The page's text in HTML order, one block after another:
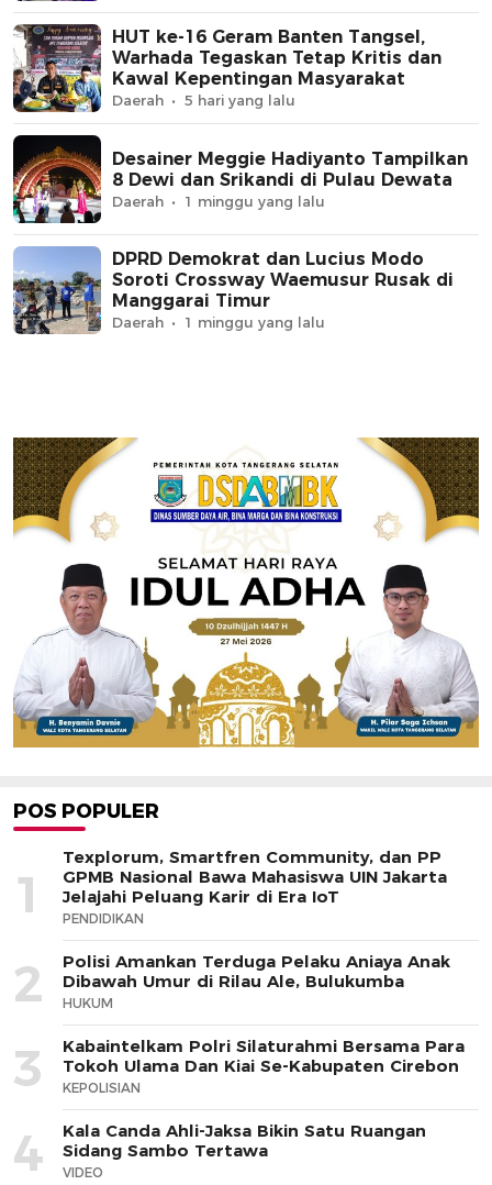
HUT ke-16 Geram Banten Tangsel,
Warhada Tegaskan Tetap Kritis dan
Kawal Kepentingan Masyarakat
Daerah 5 hari yang lalu
Desainer Meggie Hadiyanto Tampilkan
8 Dewi dan Srikandi di Pulau Dewata
Daerah 1 minggu yang lalu
DPRD Demokrat dan Lucius Modo
Soroti Crossway Waemusur Rusak di
Manggarai Timur
Daerah 1 minggu yang lalu
POS POPULER
1
Texplorum, Smartfren Community, dan PP
GPMB Nasional Bawa Mahasiswa UIN Jakarta
Jelajahi Peluang Karir di Era IoT
PENDIDIKAN
2
Polisi Amankan Terduga Pelaku Aniaya Anak
Dibawah Umur di Rilau Ale, Bulukumba
HUKUM
3
Kabaintelkam Polri Silaturahmi Bersama Para
Tokoh Ulama Dan Kiai Se-Kabupaten Cirebon
KEPOLISIAN
4
Kala Canda Ahli-Jaksa Bikin Satu Ruangan
Sidang Sambo Tertawa
VIDEO